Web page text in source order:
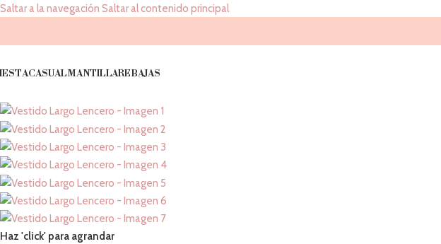
Saltar a la navegación Saltar al contenido principal
CASUALMANTILLAREBAJAS
Haz 'click' para agrandar